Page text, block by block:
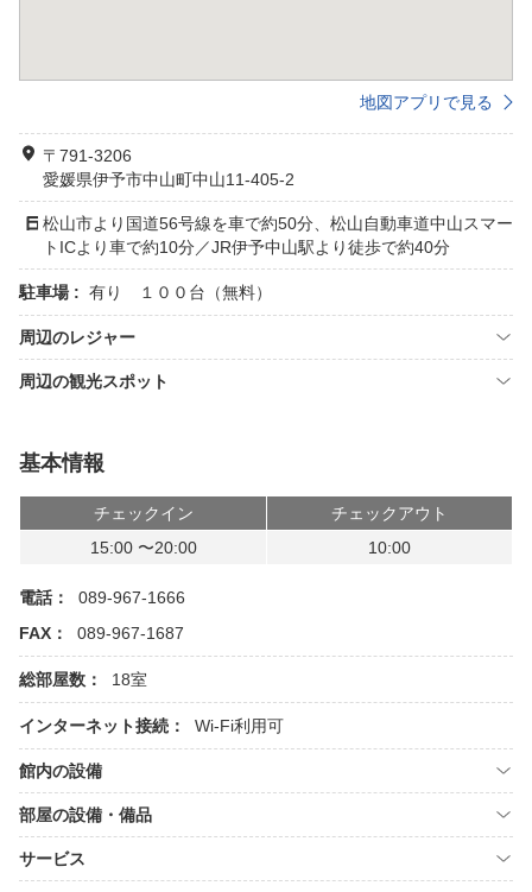
地図アプリで見る
〒791-3206
愛媛県伊予市中山町中山11-405-2
松山市より国道56号線を車で約50分、松山自動車道中山スマー
トICより車で約10分／JR伊予中山駅より徒歩で約40分
駐車場 : 有り １００台（無料）
周辺のレジャー
周辺の観光スポット
基本情報
チェックイン
チェックアウト
15:00 〜20:00
10:00
電話：
089-967-1666
FAX：
089-967-1687
総部屋数： 18室
インターネット接続： Wi-Fi利用可
館内の設備
部屋の設備・備品
サービス